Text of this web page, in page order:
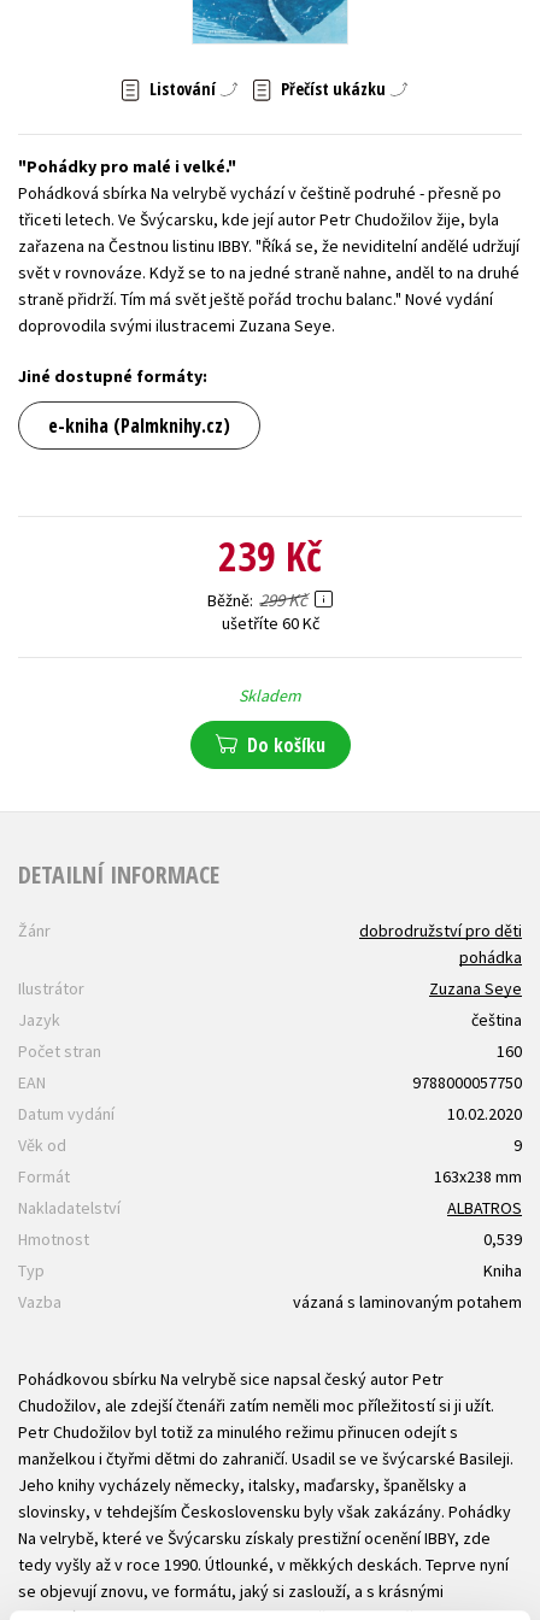
Zahraniční literatura
Všechny tituly
Listování Přečíst ukázku
Pohádky pro malé i velké.
Pohádková sbírka Na velrybě vychází v češtině podruhé - přesně po
třiceti letech. Ve Švýcarsku, kde její autor Petr Chudožilov žije, byla
zařazena na Čestnou listinu IBBY. "Říká se, že neviditelní andělé udržují
svět v rovnováze. Když se to na jedné straně nahne, anděl to na druhé
straně přidrží. Tím má svět ještě pořád trochu balanc." Nové vydání
doprovodila svými ilustracemi Zuzana Seye.
Jiné dostupné formáty:
e-kniha (Palmknihy.cz)
239 Kč
Běžně 299 Kč
ušetříte 60 Kč
Skladem
Do košíku
DETAILNÍ INFORMACE
Žánr
dobrodružství pro děti
pohádka
Ilustrátor
Zuzana Seye
Jazyk
čeština
Počet stran
160
EAN
9788000057750
Datum vydání
10.02.2020
Věk od
9
Formát
163x238 mm
Nakladatelství
ALBATROS
Hmotnost
0,539
Typ
Kniha
Vazba
vázaná s laminovaným potahem
Pohádkovou sbírku Na velrybě sice napsal český autor Petr
Chudožilov, ale zdejší čtenáři zatím neměli moc příležitostí si ji užít.
Petr Chudožilov byl totiž za minulého režimu přinucen odejít s
manželkou i čtyřmi dětmi do zahraničí. Usadil se ve švýcarské Basileji.
Jeho knihy vycházely německy, italsky, maďarsky, španělsky a
slovinsky, v tehdejším Československu byly však zakázány. Pohádky
Na velrybě, které ve Švýcarsku získaly prestižní ocenění IBBY, zde
tedy vyšly až v roce 1990. Útlounké, v měkkých deskách. Teprve nyní
se objevují znovu, ve formátu, jaký si zaslouží, a s krásnými